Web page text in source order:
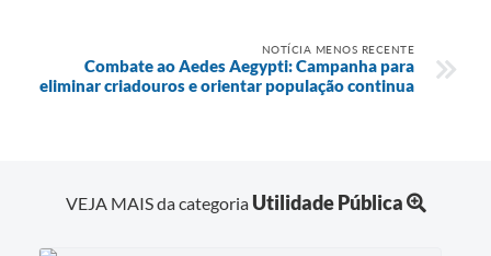
NOTÍCIA MENOS RECENTE
Combate ao Aedes Aegypti: Campanha para
eliminar criadouros e orientar população continua
VEJA MAIS da categoria Utilidade Pública